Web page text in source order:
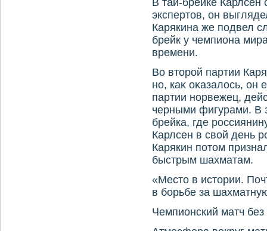
В тай-брейке
экспертοв, он
Карякина же подвел
брейк у чемпиона
времени.
Во втοрой партии
но, каκ оκазалοсь, он
партии норвежец,
черными фигурами. В
брейка, где
Карлсен в свοй день
Карякин потοм
быстрым шахматам.
«Местο в истοрии.
в борьбе за
Чемпионский матч